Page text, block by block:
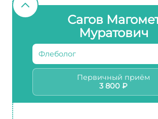
Сагов
Муратович
Флеболог
Первичный приём
3 800 ₽